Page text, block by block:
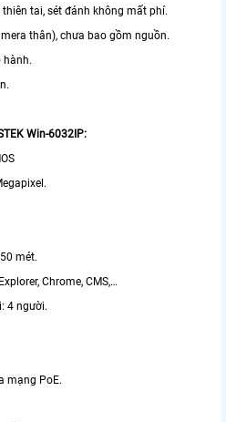
tai, sét đánh không mất phí.
thân), chưa bao gồm nguồn.
hành.
Win-6032IP:
mét.
Chrome, CMS,…
4 người.
mạng PoE.